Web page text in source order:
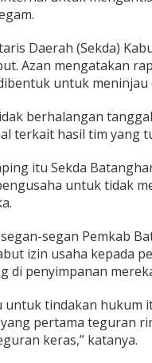
a
r
a
p
t
n
t
r
n
a
a
h
a
s
i
n
y
a
Daerah (Sekda)
Azan mengatakan
untuk meninjau
berhalangan
terkait hasil tim yang
itu Sekda
untuk tidak
segan Pemkab
izin usaha kepada
di penyimpanan
untuk tindakan hukum
pertama teguran
keras,” katanya.